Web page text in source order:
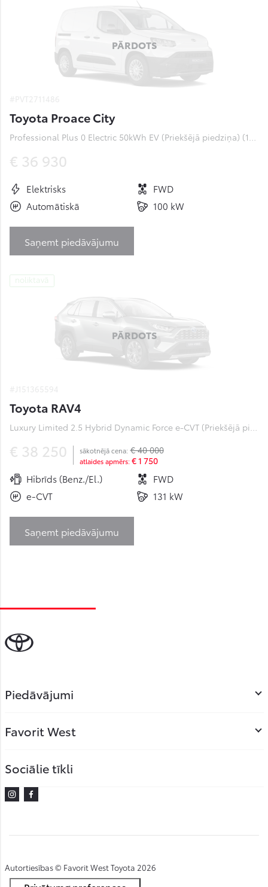
PĀRDOTS
Toyota Proace City
Professional Plus 0 Electric 50kWh EV (Priekšējā piedziņa) (100 kW)
€ 36 930
Elektrisks
FWD
Automātiskā
100 kW
Saņemt piedāvājumu
noliktavā
PĀRDOTS
Toyota RAV4
Luxury Limited 2.5 Hybrid Dynamic Force e-CVT (Priekšējā piedziņa) (131 kW)
€ 38 250 sākotnējā cena: € 40 000
atlaides apmērs: € 1 750
Hibrīds (Benz./El.)
FWD
e-CVT
131 kW
Saņemt piedāvājumu
Piedāvājumi
Favorit West
Sociālie tīkli
Instagram
Facebook
Autortiesības © Favorit West Toyota 2026